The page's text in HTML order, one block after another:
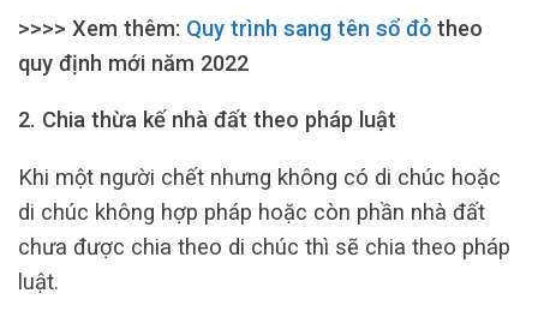
>>>> Xem thêm: Quy trình sang tên sổ đỏ theo
quy định mới năm 2022
2. Chia thừa kế nhà đất theo pháp luật
Khi một người chết nhưng không có di chúc hoặc
di chúc không hợp pháp hoặc còn phần nhà đất
chưa được chia theo di chúc thì sẽ chia theo pháp
luật.